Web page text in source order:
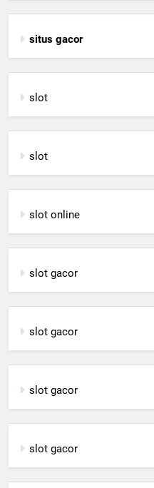
situs gacor
slot
slot
slot online
slot gacor
slot gacor
slot gacor
slot gacor